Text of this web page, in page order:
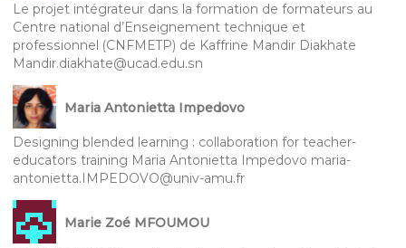
Le projet intégrateur dans la formation de formateurs au
Centre national d’Enseignement technique et
professionnel (CNFMETP) de Kaffrine Mandir Diakhate
Mandir.diakhate@ucad.edu.sn
Maria Antonietta Impedovo
Designing blended learning : collaboration for teacher-
educators training Maria Antonietta Impedovo maria-
antonietta.IMPEDOVO@univ-amu.fr
Marie Zoé MFOUMOU